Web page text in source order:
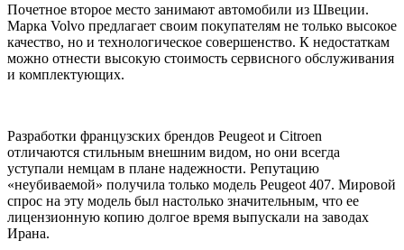
Почетное второе место занимают автомобили из Швеции.
Марка Volvo предлагает своим покупателям не только высокое
качество, но и технологическое совершенство. К недостаткам
можно отнести высокую стоимость сервисного обслуживания
и комплектующих.
Разработки французских брендов Peugeot и Citroеn
отличаются стильным внешним видом, но они всегда
уступали немцам в плане надежности. Репутацию
«неубиваемой» получила только модель Peugeot 407. Мировой
спрос на эту модель был настолько значительным, что ее
лицензионную копию долгое время выпускали на заводах
Ирана.